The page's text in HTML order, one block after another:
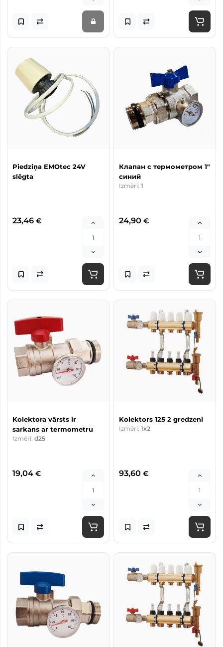
Piedziņa EMOtec 24V
slēgta
23,46 €
Клапан с термометром 1"
синий
Izmēri: 1
24,90 €
Kolektora vārsts ir
sarkans ar termometru
Izmēri: d25
19,04 €
Kolektors 125 2 gredzeni
Izmēri: 1x2
93,60 €